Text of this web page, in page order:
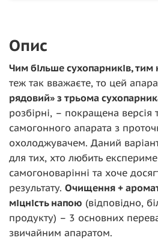
Опис
Чим більше сухопарників, тим
теж так вважаєте, то цей
рядовий» з трьома
розбірні, – покращена версія
самогонного апарата з
охолоджувачем. Даний
для тих, хто любить
самогоноварінні та хоче
результату. Очищення +
міцність напою (відповідно,
продукту) – 3 основних
звичайним апаратом.